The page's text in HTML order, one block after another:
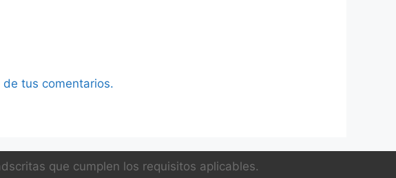
tus comentarios.
que cumplen los requisitos aplicables.